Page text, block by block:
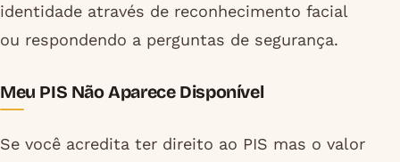
identidade através de reconhecimento facial
ou respondendo a perguntas de segurança.
Meu PIS Não Aparece Disponível
Se você acredita ter direito ao PIS mas o valor